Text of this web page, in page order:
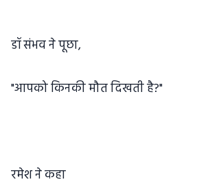
डॉ संभव ने पूछा,
"आपको किनकी मौत दिखती है?"
रमेश ने कहा